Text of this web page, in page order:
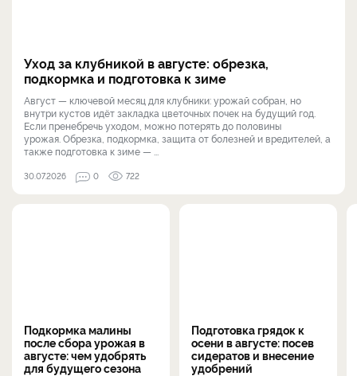
Уход за клубникой в августе: обрезка,
подкормка и подготовка к зиме
Август — ключевой месяц для клубники: урожай собран, но
внутри кустов идёт закладка цветочных почек на будущий год.
Если пренебречь уходом, можно потерять до половины
урожая. Обрезка, подкормка, защита от болезней и вредителей, а
также подготовка к зиме — ...
30.07.2026 0 722
Подкормка малины
после сбора урожая в
августе: чем удобрять
для будущего сезона
Подготовка грядок к
осени в августе: посев
сидератов и внесение
удобрений